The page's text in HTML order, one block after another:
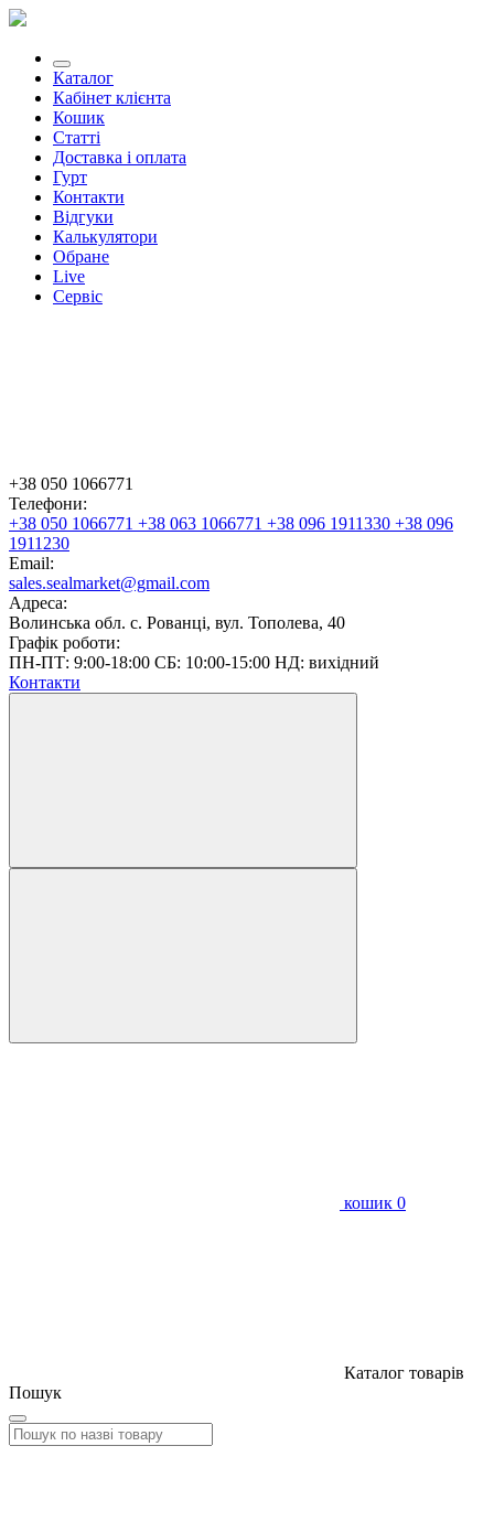
Каталог
Кабінет клієнта
Кошик
Статті
Доставка і оплата
Гурт
Контакти
Відгуки
Калькулятори
Обране
Live
Сервіс
+38 050 1066771
Телефони:
+38 050 1066771 +38 063 1066771 +38 096 1911330 +38 096
1911230
Email:
sales.sealmarket@gmail.com
Адреса:
Волинська обл. с. Рованці, вул. Тополева, 40
Графік роботи:
ПН-ПТ: 9:00-18:00 СБ: 10:00-15:00 НД: вихідний
Контакти
кошик 0
Каталог товарів
Пошук